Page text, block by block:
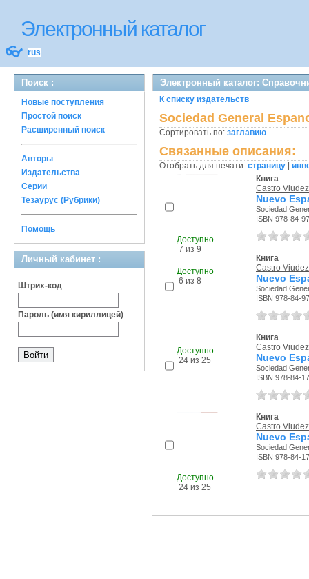
Электронный каталог
👓 rus
Поиск :
Новые поступления
Простой поиск
Расширенный поиск
Авторы
Издательства
Серии
Тезаурус (Рубрики)
Помощь
Личный кабинет :
Штрих-код
Пароль (имя кириллицей)
Электронный каталог:
К списку издательств
Sociedad General
Сортировать по: заглавию
Связанные описания:
Отобрать для печати: страницу
Доступно
7 из 9
Книга
Castro
Nuevo
Sociedad
ISBN 978-84-
Доступно
6 из 8
Книга
Castro
Nuevo
Sociedad
ISBN 978-84-
Доступно
24 из 25
Книга
Castro
Nuevo
Sociedad
ISBN 978-84-
Доступно
24 из 25
Книга
Castro
Nuevo
Sociedad
ISBN 978-84-